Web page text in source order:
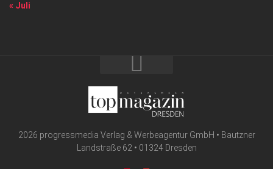
« Juli
2026 progressmedia Verlag & Werbeagentur GmbH • Bautzner
Landstraße 62 • 01324 Dresden